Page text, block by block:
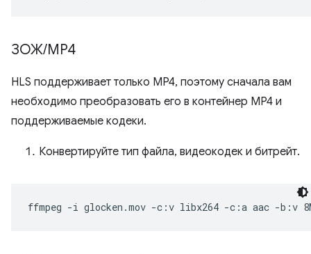
ЗОЖ/MP4
HLS поддерживает только MP4, поэтому сначала вам
необходимо преобразовать его в контейнер MP4 и
поддерживаемые кодеки.
Конвертируйте тип файла, видеокодек и битрейт.
ffmpeg -i glocken.mov -c:v libx264 -c:a aac -b:v